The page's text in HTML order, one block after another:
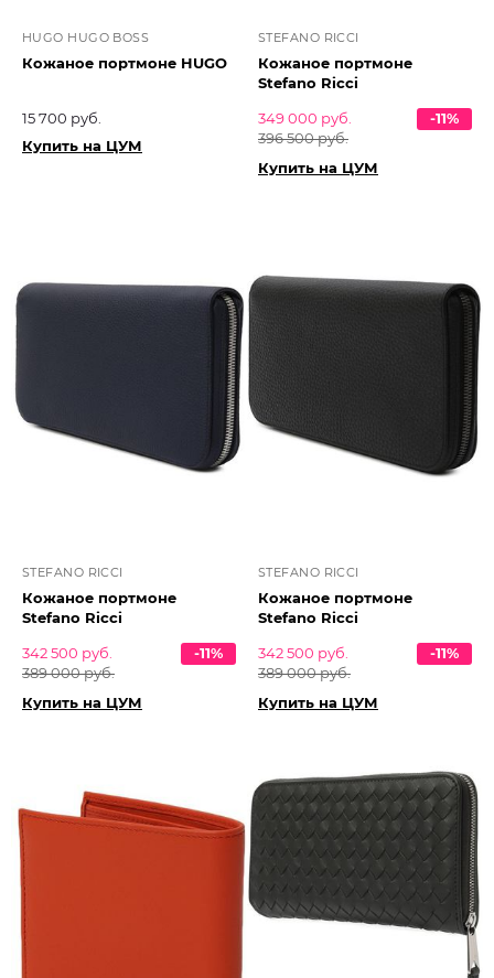
HUGO HUGO BOSS
Кожаное портмоне HUGO
15 700 руб.
Купить на ЦУМ
STEFANO RICCI
Кожаное портмоне
Stefano Ricci
349 000 руб.
396 500 руб.
-11%
Купить на ЦУМ
STEFANO RICCI
Кожаное портмоне
Stefano Ricci
342 500 руб.
389 000 руб.
-11%
Купить на ЦУМ
STEFANO RICCI
Кожаное портмоне
Stefano Ricci
342 500 руб.
389 000 руб.
-11%
Купить на ЦУМ